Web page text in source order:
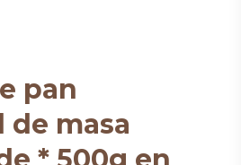
pan
de masa